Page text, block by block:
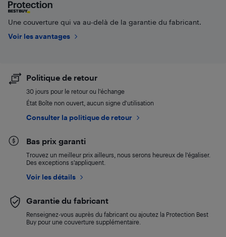
Une couverture qui va au-delà de la garantie du fabricant.
Voir les avantages
Politique de retour
30 jours pour le retour ou l’échange
État Boîte non ouvert, aucun signe d'utilisation
Consulter la politique de retour
Bas prix garanti
Trouvez un meilleur prix ailleurs, nous serons heureux de l’égaliser.
Des exceptions s’appliquent.
Voir les détails
Garantie du fabricant
Renseignez-vous auprès du fabricant ou ajoutez la Protection Best
Buy pour une couverture supplémentaire.